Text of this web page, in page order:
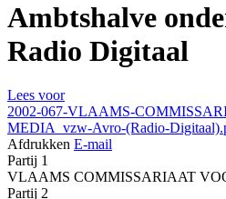
Ambtshalve
Radio Digitaal
Lees voor
2002-067-VLAAMS-
MEDIA_vzw-Avro-(Radio-
Afdrukken E-mail
Partij 1
VLAAMS COMMISSARIAAT
Partij 2